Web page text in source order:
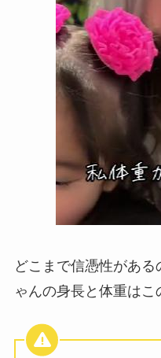
どこまで信憑性があ
ゃんの身長と体重はこ